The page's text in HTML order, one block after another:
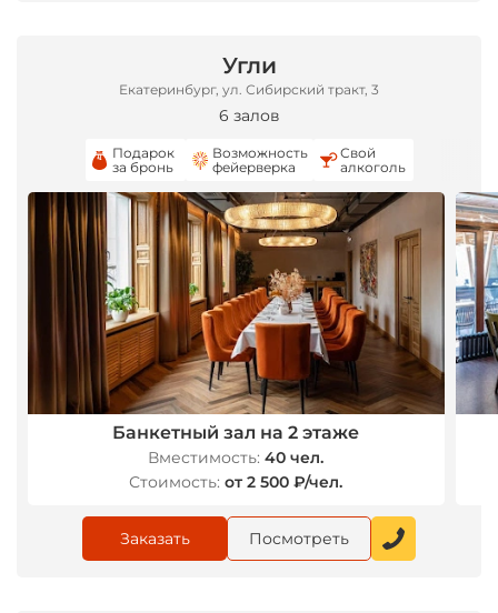
Угли
Екатеринбург, ул. Сибирский тракт, 3
6 залов
Подарок
за бронь
Возможность
фейерверка
Свой
алкоголь
Банкетный зал на 2 этаже
Вместимость: 40 чел.
Стоимость: от 2 500 ₽/чел.
Заказать Посмотреть